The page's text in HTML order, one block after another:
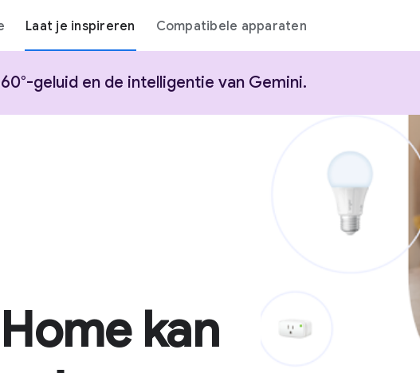
geluid en de intelligentie van Gemini.
Laat je inspireren Compatibele apparaten
kan